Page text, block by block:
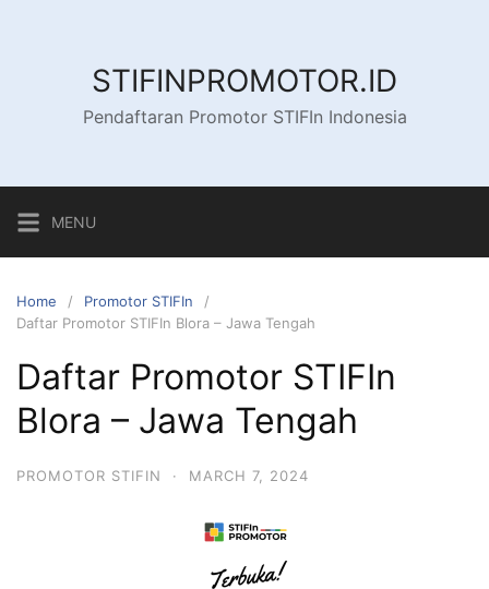
STIFINPROMOTOR.ID
Pendaftaran Promotor STIFIn Indonesia
MENU
Home
Promotor STIFIn
Daftar Promotor STIFIn Blora – Jawa Tengah
Daftar Promotor STIFIn
Blora – Jawa Tengah
PROMOTOR STIFIN · MARCH 7, 2024